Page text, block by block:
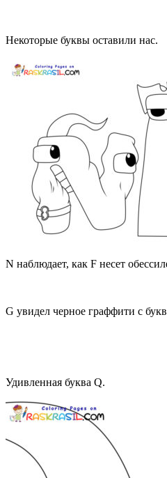
Некоторые буквы оставили нас.
N наблюдает, как F несет
G увидел черное граффити с
Удивленная буква Q.